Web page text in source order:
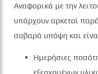
Αναφορικά με την
υπάρχουν αρκετοί
σοβαρά υπόψη και
Ημερήσιες